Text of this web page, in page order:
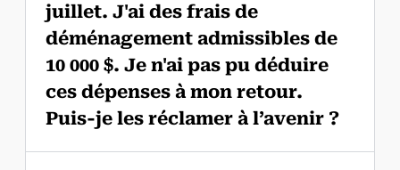
juillet. J'ai des frais de
déménagement admissibles de
10 000 $. Je n'ai pas pu déduire
ces dépenses à mon retour.
Puis-je les réclamer à l’avenir ?